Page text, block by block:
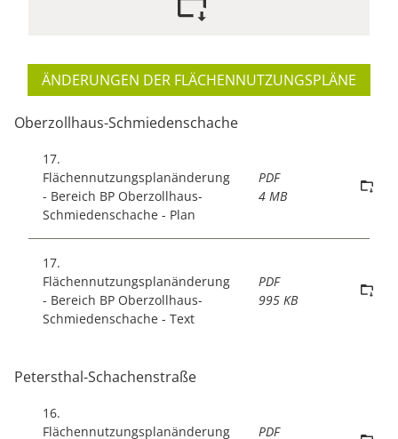
ÄNDERUNGEN DER FLÄCHENNUTZUNGSPLÄNE
Oberzollhaus-Schmiedenschache
17.
Flächennutzungsplanänderung
- Bereich BP Oberzollhaus-
Schmiedenschache - Plan
PDF
4 MB
17.
Flächennutzungsplanänderung
- Bereich BP Oberzollhaus-
Schmiedenschache - Text
PDF
995 KB
Petersthal-Schachenstraße
16.
Flächennutzungsplanänderung
PDF